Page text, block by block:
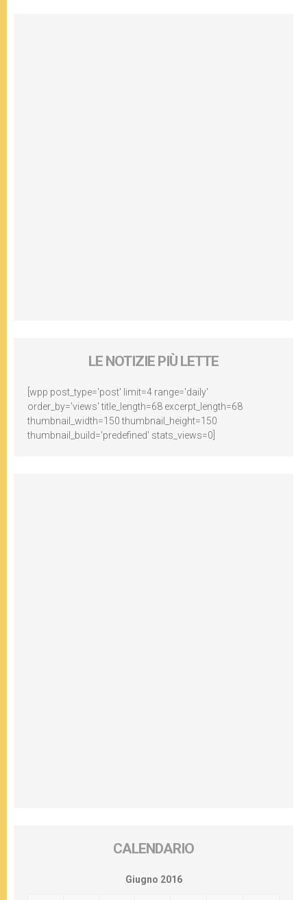
LE NOTIZIE PIÙ LETTE
[wpp post_type='post' limit=4 range='daily'
order_by='views' title_length=68 excerpt_length=68
thumbnail_width=150 thumbnail_height=150
thumbnail_build='predefined' stats_views=0]
CALENDARIO
Giugno 2016